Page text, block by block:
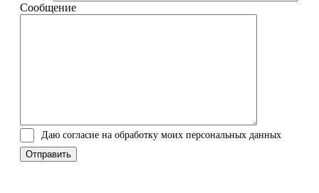
Сообщение
Даю согласие на обработку моих персональных данных